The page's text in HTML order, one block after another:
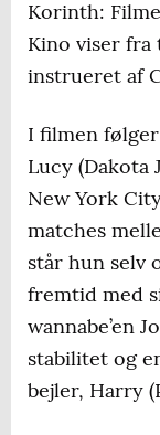
Korinth:
Kino viser fra
instrueret af
I filmen
Lucy (Dakota
New York
matches
står hun selv
fremtid med
wannabe’en
stabilitet og
bejler, Harry